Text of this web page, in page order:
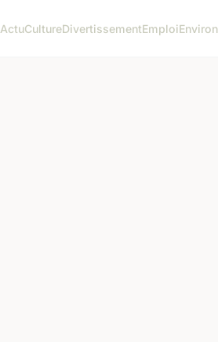
ActuCultureDivertissementEmploi